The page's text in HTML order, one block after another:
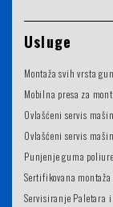
Usluge
Montaža svih vrsta
Mobilna presa za
Ovlašćeni servis
Ovlašćeni servis
Punjenje guma
Sertifikovana
Servisiranje Paletara i